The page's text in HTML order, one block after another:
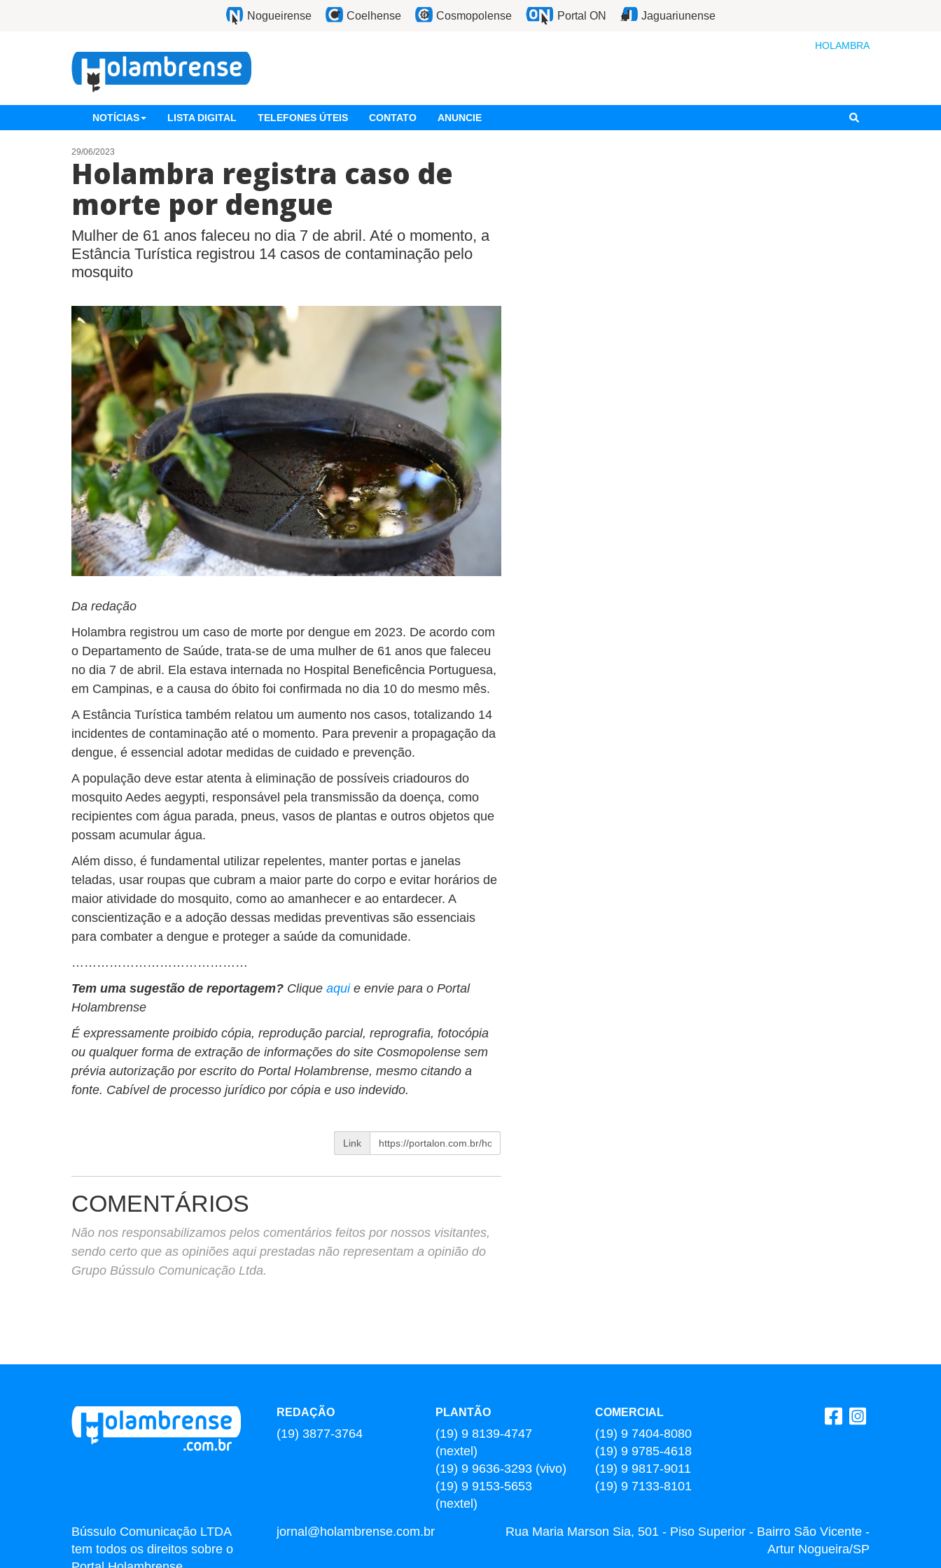
Nogueirense Coelhense Cosmopolense Portal ON Jaguariunense
HOLAMBRA
NOTÍCIAS LISTA DIGITAL TELEFONES ÚTEIS CONTATO ANUNCIE
29/06/2023
Holambra registra caso de
morte por dengue
Mulher de 61 anos faleceu no dia 7 de abril. Até o momento, a
Estância Turística registrou 14 casos de contaminação pelo
mosquito
Da redação
Holambra registrou um caso de morte por dengue em 2023. De acordo com
o Departamento de Saúde, trata-se de uma mulher de 61 anos que faleceu
no dia 7 de abril. Ela estava internada no Hospital Beneficência Portuguesa,
em Campinas, e a causa do óbito foi confirmada no dia 10 do mesmo mês.
A Estância Turística também relatou um aumento nos casos, totalizando 14
incidentes de contaminação até o momento. Para prevenir a propagação da
dengue, é essencial adotar medidas de cuidado e prevenção.
A população deve estar atenta à eliminação de possíveis criadouros do
mosquito Aedes aegypti, responsável pela transmissão da doença, como
recipientes com água parada, pneus, vasos de plantas e outros objetos que
possam acumular água.
Além disso, é fundamental utilizar repelentes, manter portas e janelas
teladas, usar roupas que cubram a maior parte do corpo e evitar horários de
maior atividade do mosquito, como ao amanhecer e ao entardecer. A
conscientização e a adoção dessas medidas preventivas são essenciais
para combater a dengue e proteger a saúde da comunidade.
……………………………………
Tem uma sugestão de reportagem? Clique aqui e envie para o Portal
Holambrense
É expressamente proibido cópia, reprodução parcial, reprografia, fotocópia
ou qualquer forma de extração de informações do site Cosmopolense sem
prévia autorização por escrito do Portal Holambrense, mesmo citando a
fonte. Cabível de processo jurídico por cópia e uso indevido.
Link
COMENTÁRIOS
Não nos responsabilizamos pelos comentários feitos por nossos visitantes,
sendo certo que as opiniões aqui prestadas não representam a opinião do
Grupo Bússulo Comunicação Ltda.
REDAÇÃO
(19) 3877-3764
PLANTÃO
(19) 9 8139-4747
(nextel)
(19) 9 9636-3293 (vivo)
(19) 9 9153-5653
(nextel)
COMERCIAL
(19) 9 7404-8080
(19) 9 9785-4618
(19) 9 9817-9011
(19) 9 7133-8101
Bússulo Comunicação LTDA
tem todos os direitos sobre o
jornal@holambrense.com.br
Rua Maria Marson Sia, 501 - Piso Superior - Bairro São Vicente -
Artur Nogueira/SP